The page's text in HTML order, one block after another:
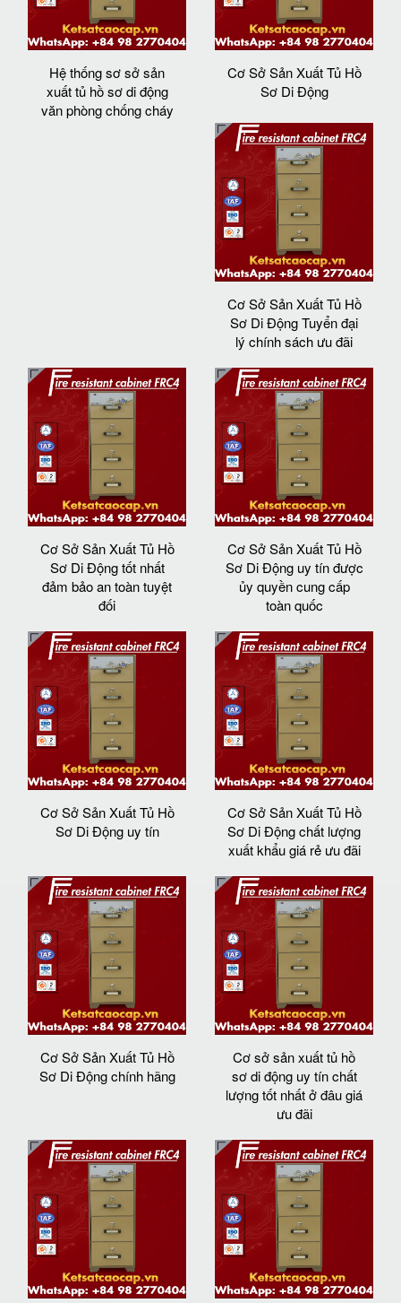
Hệ thống sơ sở sản
xuất tủ hồ sơ di động
văn phòng chống cháy
Cơ Sở Sản Xuất Tủ Hồ
Sơ Di Động
Cơ Sở Sản Xuất Tủ Hồ
Sơ Di Động Tuyển đại
lý chính sách ưu đãi
Cơ Sở Sản Xuất Tủ Hồ
Sơ Di Động tốt nhất
đảm bảo an toàn tuyệt
đối
Cơ Sở Sản Xuất Tủ Hồ
Sơ Di Động uy tín được
ủy quyền cung cấp
toàn quốc
Cơ Sở Sản Xuất Tủ Hồ
Sơ Di Động uy tín
Cơ Sở Sản Xuất Tủ Hồ
Sơ Di Động chất lượng
xuất khẩu giá rẻ ưu đãi
Cơ Sở Sản Xuất Tủ Hồ
Sơ Di Động chính hãng
Cơ sở sản xuất tủ hồ
sơ di động uy tín chất
lượng tốt nhất ở đâu giá
ưu đãi